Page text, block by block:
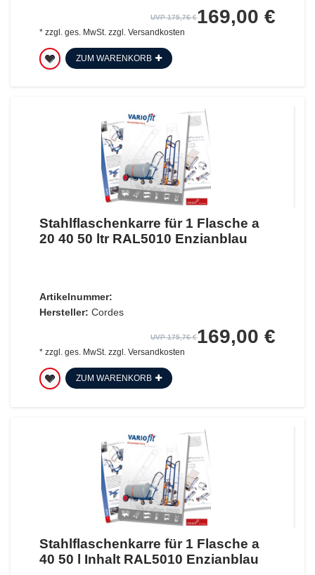
UVP 175,76 €169,00 €
* zzgl. ges. MwSt. zzgl. Versandkosten
ZUM WARENKORB
Stahlflaschenkarre für 1 Flasche a
20 40 50 ltr RAL5010 Enzianblau
Artikelnummer:
Hersteller: Cordes
UVP 175,76 €169,00 €
* zzgl. ges. MwSt.zzgl. Versandkosten
ZUM WARENKORB
Stahlflaschenkarre für 1 Flasche a
40 50 l Inhalt RAL5010 Enzianblau